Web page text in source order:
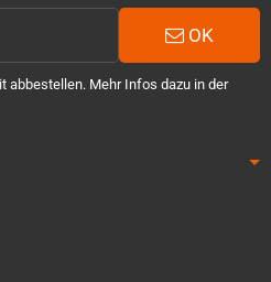
OK
abbestellen. Mehr Infos dazu in der